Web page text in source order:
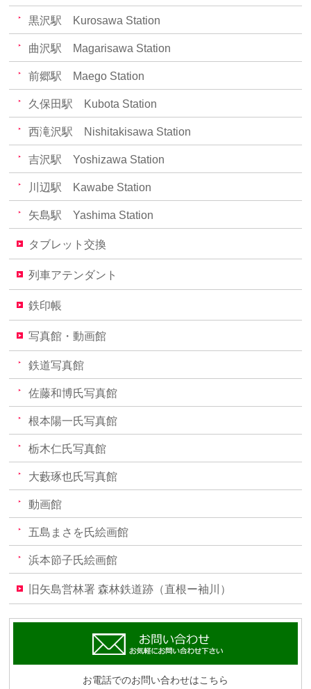
黒沢駅 Kurosawa Station
曲沢駅 Magarisawa Station
前郷駅 Maego Station
久保田駅 Kubota Station
西滝沢駅 Nishitakisawa Station
吉沢駅 Yoshizawa Station
川辺駅 Kawabe Station
矢島駅 Yashima Station
タブレット交換
列車アテンダント
鉄印帳
写真館・動画館
鉄道写真館
佐藤和博氏写真館
根本陽一氏写真館
栃木仁氏写真館
大藪琢也氏写真館
動画館
五島まさを氏絵画館
浜本節子氏絵画館
旧矢島営林署 森林鉄道跡（直根ー袖川）
お電話でのお問い合わせはこちら